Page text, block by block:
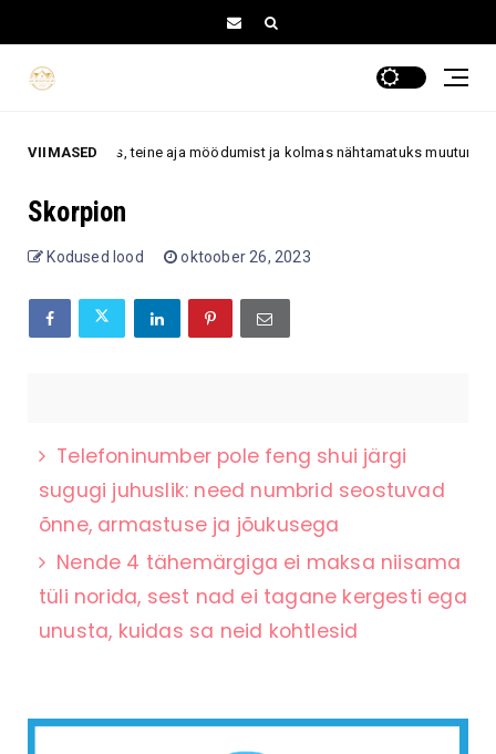
VIIMASED
välimuses, teine aja möödumist ja kolmas nähtamatuks muutumist
Skorpion
Kodused lood oktoober 26, 2023
Telefoninumber pole feng shui järgi
sugugi juhuslik: need numbrid seostuvad
õnne, armastuse ja jõukusega
Nende 4 tähemärgiga ei maksa niisama
tüli norida, sest nad ei tagane kergesti ega
unusta, kuidas sa neid kohtlesid